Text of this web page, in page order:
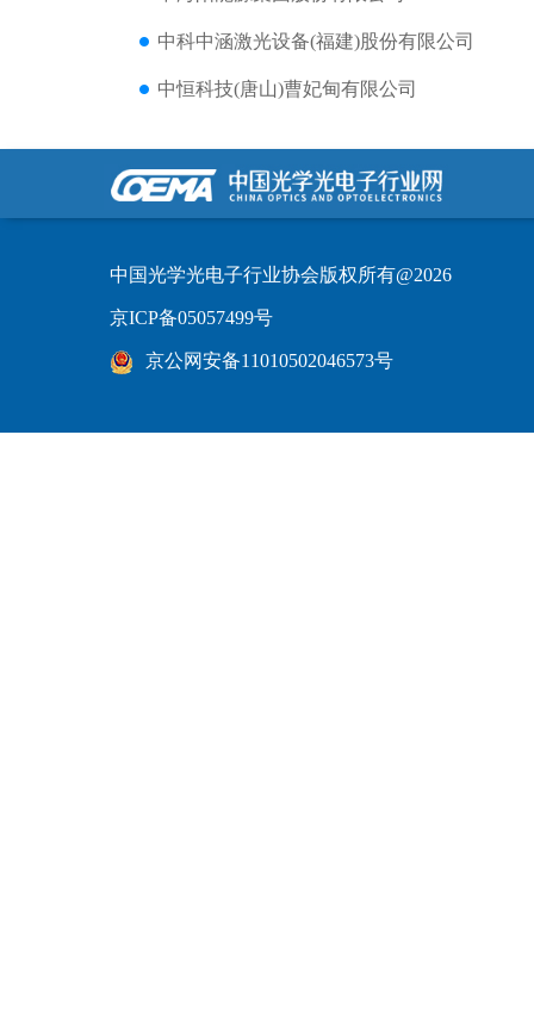
中科中涵激光设备(福建)股份有限公司
中恒科技(唐山)曹妃甸有限公司
中国光学光电子行业协会版权所有@2026
京ICP备05057499号
京公网安备11010502046573号